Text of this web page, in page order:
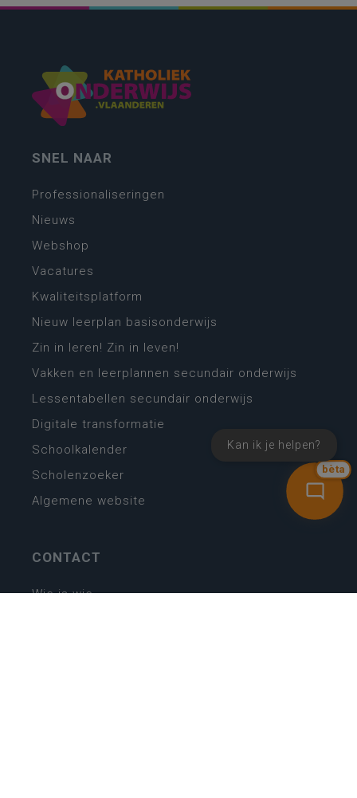
bèta
Kan ik je helpen?
SNEL NAAR
Professionaliseringen
Nieuws
Webshop
Vacatures
Kwaliteitsplatform
Nieuw leerplan basisonderwijs
Zin in leren! Zin in leven!
Vakken en leerplannen secundair onderwijs
Lessentabellen secundair onderwijs
Digitale transformatie
Schoolkalender
Scholenzoeker
Algemene website
CONTACT
Wie is wie